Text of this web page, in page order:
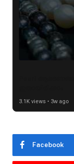
3.1K views • 3w ago
Facebook